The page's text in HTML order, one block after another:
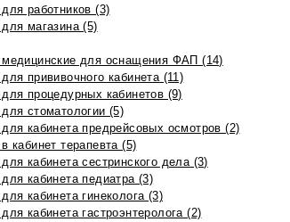
работников (3)
магазина (5)
медицинские для оснащения ФАП (14)
прививочного кабинета (11)
процедурных кабинетов (9)
стоматологии (5)
кабинета предрейсовых осмотров (2)
кабинет терапевта (5)
кабинета сестринского дела (3)
кабинета педиатра (3)
кабинета гинеколога (3)
кабинета гастроэнтеролога (2)